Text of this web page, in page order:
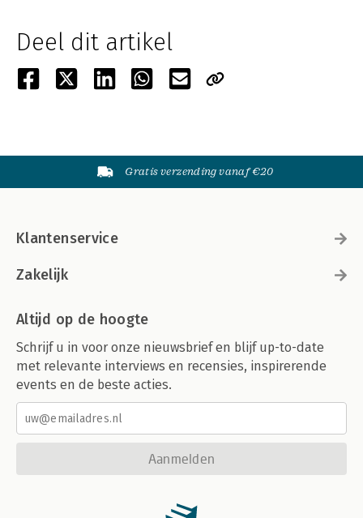
Deel dit artikel
Gratis verzending vanaf €20
Klantenservice
Zakelijk
Altijd op de hoogte
Schrijf u in voor onze nieuwsbrief en blijf up-to-date
met relevante interviews en recensies, inspirerende
events en de beste acties.
Aanmelden